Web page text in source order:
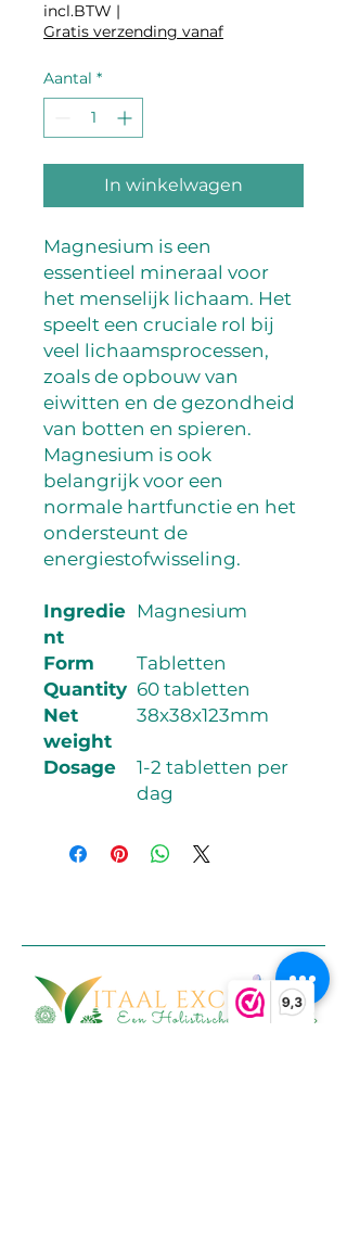
9,3
incl.BTW |
Gratis verzending vanaf
Aantal *
In winkelwagen
Magnesium is een
essentieel mineraal voor
het menselijk lichaam. Het
speelt een cruciale rol bij
veel lichaamsprocessen,
zoals de opbouw van
eiwitten en de gezondheid
van botten en spieren.
Magnesium is ook
belangrijk voor een
normale hartfunctie en het
ondersteunt de
energiestofwisseling.
Ingredie
nt
Magnesium
Form
Tabletten
Quantity 60 tabletten
Net
weight
38x38x123mm
Dosage
1-2 tabletten per
dag